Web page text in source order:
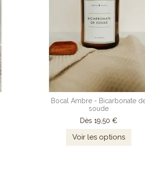
Bocal Ambre - Bicarbonate
soude
Dès 19,50 €
Voir les options